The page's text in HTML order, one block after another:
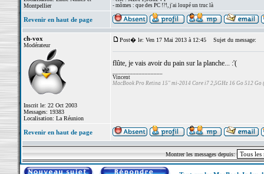
Montpellier
- mômes : que des PC !?!, j'ai loupé un truc là
Revenir en haut de page
ch-vox
Modérateur
Inscrit le: 22 Oct 2003
Messages: 19383
Localisation: La Réunion
Post� le: Ven 17 Mai 2013 à 12:45 Sujet du message:
flûte, je vais avoir du pain sur la planche... :'(
Vincent
MacBook Pro Retina 15" mi-2014 Core i7 2,5GHz 16 Go 512 Go
Revenir en haut de page
Montrer les messages depuis: